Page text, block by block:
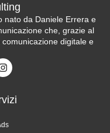
nato da Daniele Errera e
che, grazie al
digitale e